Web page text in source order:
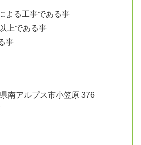
よる工事である事
上である事
事
南アルプス市小笠原 376